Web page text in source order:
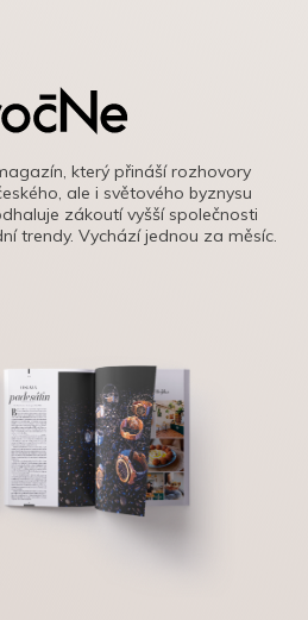
který přináší rozhovory
ale i světového byznysu
zákoutí vyšší společnosti
trendy. Vychází jednou za měsíc.